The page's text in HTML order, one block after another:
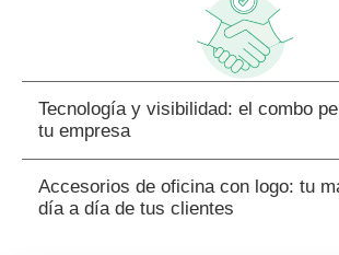
Tecnología y visibilidad: el combo
tu empresa
Accesorios de oficina con logo: tu
día a día de tus clientes